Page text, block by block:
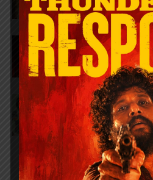
லீடர் விமர்சனம்
‘உயிருள்ளவரை
3.9/5